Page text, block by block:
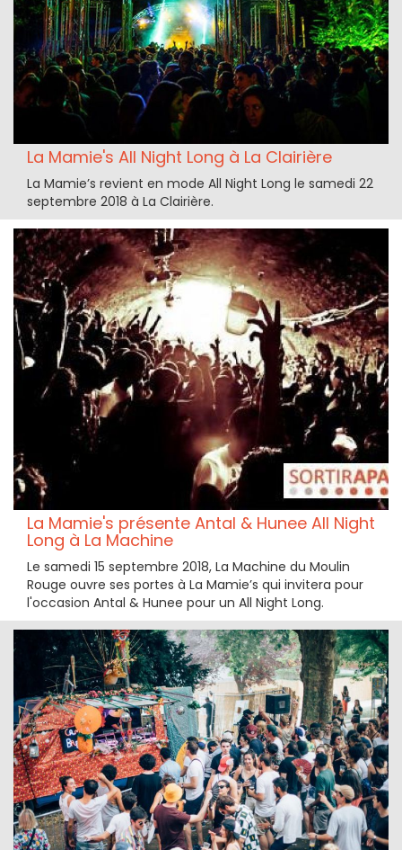
La Mamie's All Night Long à La Clairière
La Mamie’s revient en mode All Night Long le samedi 22
septembre 2018 à La Clairière.
La Mamie's présente Antal & Hunee All Night
Long à La Machine
Le samedi 15 septembre 2018, La Machine du Moulin
Rouge ouvre ses portes à La Mamie’s qui invitera pour
l'occasion Antal & Hunee pour un All Night Long.